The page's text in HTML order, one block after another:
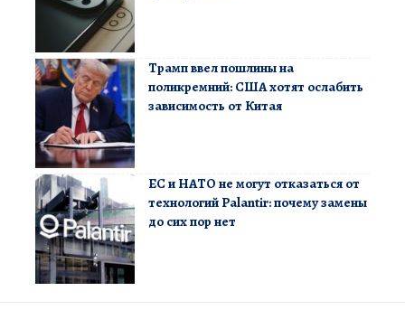
Трамп ввел пошлины на
поликремний: США хотят ослабить
зависимость от Китая
ЕС и НАТО не могут отказаться от
технологий Palantir: почему замены
до сих пор нет